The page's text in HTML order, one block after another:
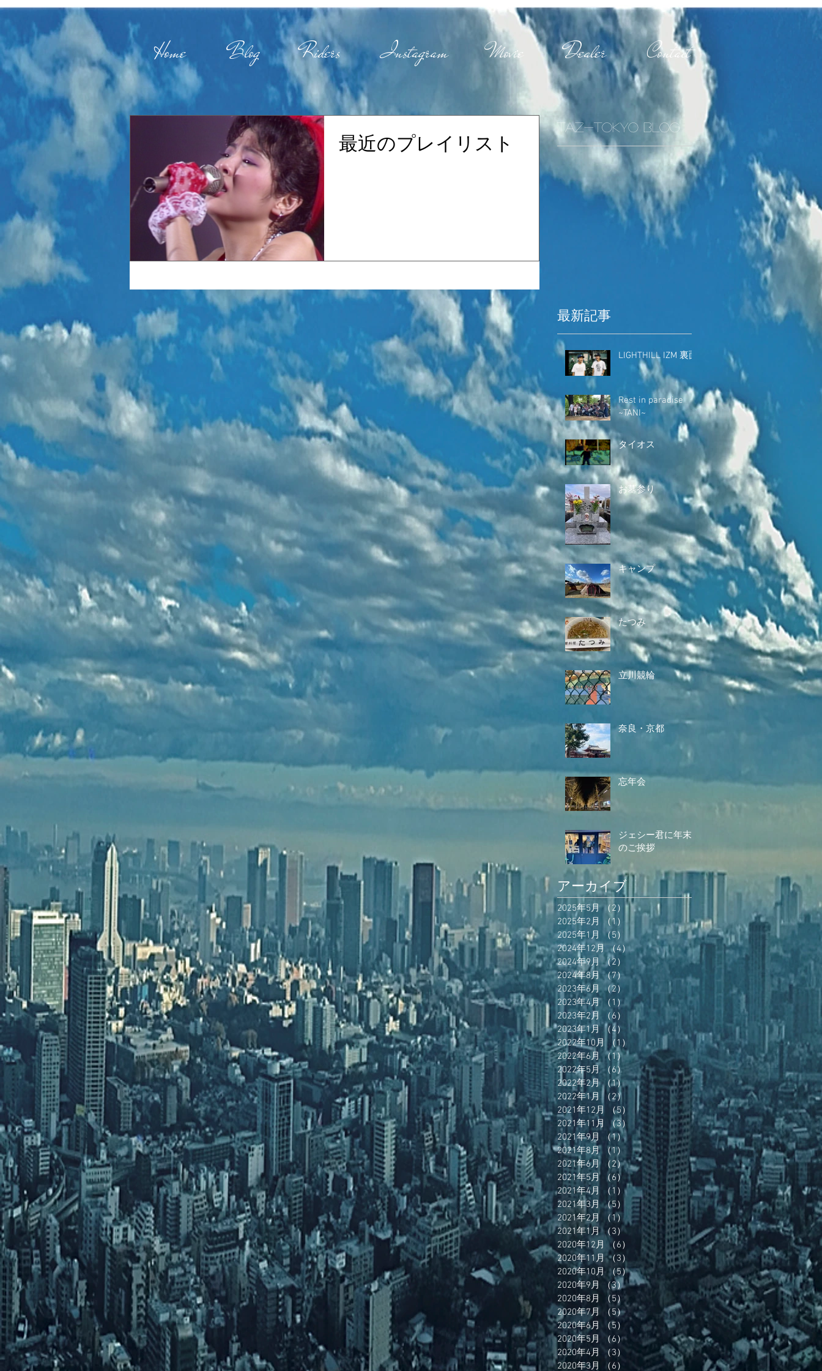
Home Blog Riders Instagram Movie Dealer Contact
最近のプレイリスト
TAZ-tokyo Blog
最新記事
LIGHTHILL IZM 裏面
Rest in paradise
~TANI~
タイオス
お墓参り
キャンプ
たつみ
立川競輪
奈良・京都
忘年会
ジェシー君に年末
のご挨拶
アーカイブ
2025年5月 （2） 2件の記事
2025年2月
（1） 1件の記事
2025年1月 （5）
5件の記事
2024年12月 （4）4件の記事
2024年9月 （2）
2件の記事
2024年8月 （7）7件の記事
2023年6月 （2）
2件の記事
2023年4月
（1） 1件の記事
2023年2月
（6）
6件の記事
2023年1月 （4）
4件の記事
2022年10月
（1）
1件の記事
2022年6月 （1）1件の記事
2022年5月 （6）
6件の記事
2022年2月 （1）1件の記事
2022年1月 （2）
2件の記事
2021年12月
（5）
5件の記事
2021年11月
（3）
3件の記事
2021年9月
（1） 1件の記事
2021年8月
（1）
1件の記事
2021年6月
（2）2件の記事
2021年5月
（6）
6件の記事
2021年4月
（1）1件の記事
2021年3月 （5）
5件の記事
2021年2月
（1）
1件の記事
2021年1月 （3）3件の記事
2020年12月
（6）
6件の記事
2020年11月 （3）
3件の記事
2020年10月 （5）5件の記事
2020年9月
（3）3件の記事
2020年8月
（5） 5件の記事
2020年7月
（5） 5件の記事
2020年6月
（5） 5件の記事
2020年5月
（6）6件の記事
2020年4月 （3） 3件の記事
2020年3月
（6） 6件の記事